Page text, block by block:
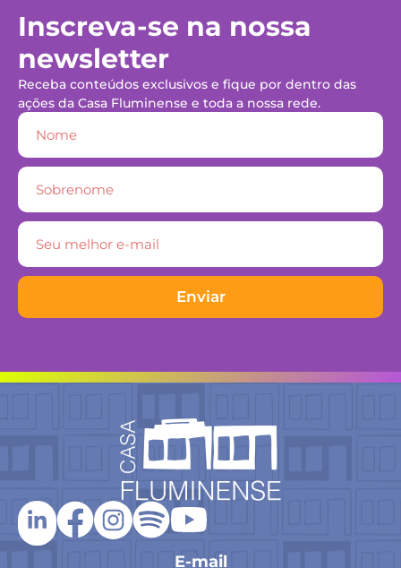
Inscreva-se na nossa
newsletter
Receba conteúdos exclusivos e fique por dentro das
ações da Casa Fluminense e toda a nossa rede.
Enviar
E-mail